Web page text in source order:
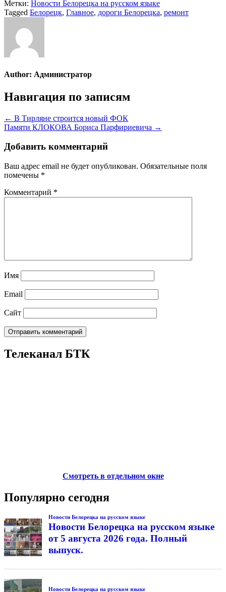
Метки: Новости Белорецка на русском языке
Tagged Белорецк, Главное, дороги Белорецка, ремонт
Author: Администратор
Навигация по записям
← В Тирляне строится новый ФОК
Памяти КЛОКОВА Бориса Парфириевича →
Добавить комментарий
Ваш адрес email не будет опубликован. Обязательные поля
помечены *
Комментарий *
Имя
Email
Сайт
Телеканал БТК
Смотреть в отдельном окне
Популярно сегодня
Новости Белорецка на русском языке
Новости Белорецка на русском языке
от 5 августа 2026 года. Полный
выпуск.
Новости Белорецка на русском языке